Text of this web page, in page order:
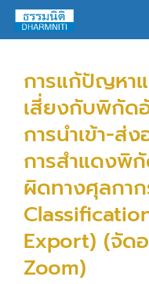
การแก้ปัญหาแ
เสี่ยงกับพิกัด
การนำเข้า-ส่
การสำแดงพิ
ผิดทางศุลกา
Export) (จัด
Zoom)